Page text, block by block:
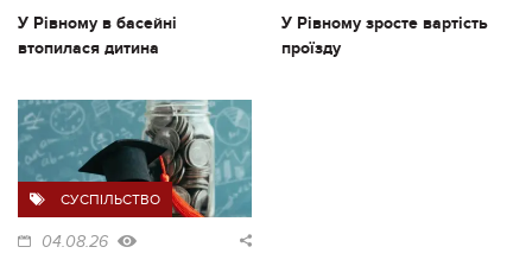
У Рівному в басейні
втопилася дитина
У Рівному зросте вартість
проїзду
СУСПІЛЬСТВО
04.08.26